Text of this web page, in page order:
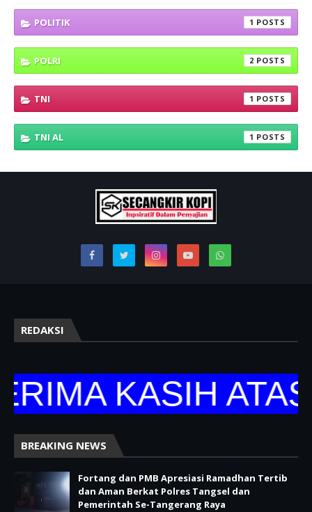
POLITIK 1
POLRI 2
TNI 1
TNI AL 1
REDAKSI
KASIH ATAS
BREAKING NEWS
Fortang dan PMB Apresiasi Ramadhan Tertib
dan Aman Berkat Polres Tangsel dan
Pemerintah Se-Tangerang Raya